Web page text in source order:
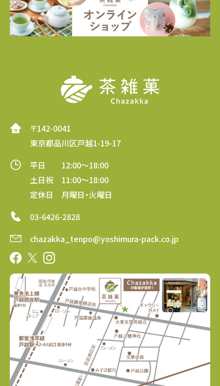
〒142-0041
東京都品川区戸越1-19-17
平日 12:00～18:00
土日祝 11:00～18:00
定休日 月曜日・火曜日
03-6426-2828
chazakka_tenpo@yoshimura-pack.co.jp